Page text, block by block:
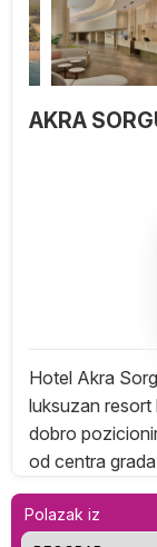
AKRA
Hotel Akra
luksuzan
dobro
od centra
Polazak iz